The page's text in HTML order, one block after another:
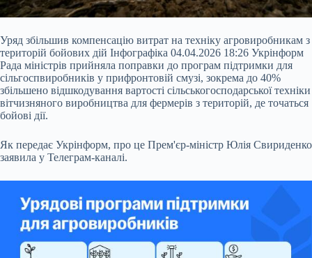
Уряд збільшив компенсацію витрат на техніку агровиробникам з
територій бойових дій Інфографіка 04.04.2026 18:26 Укрінформ
Рада міністрів прийняла поправки до програм підтримки для
сільгоспвиробників у прифронтовій смузі, зокрема до 40%
збільшено відшкодування вартості сільськогосподарської техніки
вітчизняного виробництва для фермерів з територій, де точаться
бойові дії.
Як передає Укрінформ, про це Прем'єр-міністр Юлія Свириденко
заявила у Телеграм-каналі.